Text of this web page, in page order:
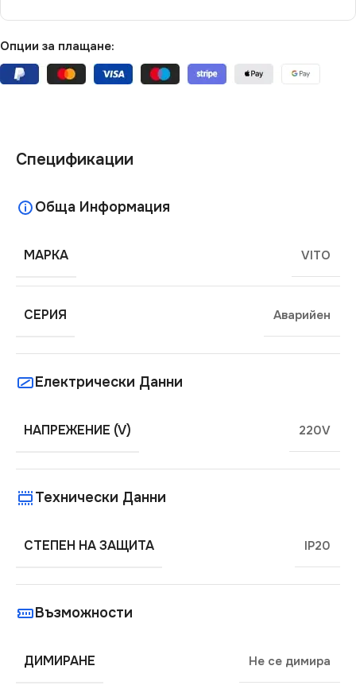
Опции за плащане:
Спецификации
Обща Информация
МАРКА VITO
СЕРИЯ Аварийен
Електрически Данни
НАПРЕЖЕНИЕ (V) 220V
Технически Данни
СТЕПЕН НА ЗАЩИТА IP20
Възможности
ДИМИРАНЕ Не се димира